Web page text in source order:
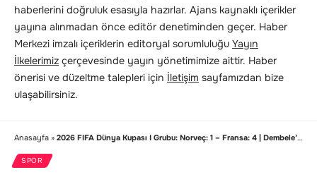
haberlerini doğruluk esasıyla hazırlar. Ajans kaynaklı içerikler
yayına alınmadan önce editör denetiminden geçer. Haber
Merkezi imzalı içeriklerin editoryal sorumluluğu Yayın
İlkelerimiz çerçevesinde yayın yönetimimize aittir. Haber
önerisi ve düzeltme talepleri için İletişim sayfamızdan bize
ulaşabilirsiniz.
Anasayfa » 2026 FIFA Dünya Kupası I Grubu: Norveç: 1 – Fransa: 4 | Dembele’den Muazzam Hat-Trick!
SPOR